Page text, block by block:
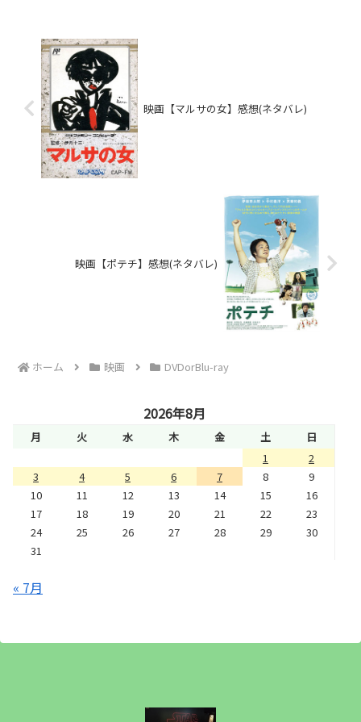
映画【マルサの女】感想(ネタバレ)
映画【ポテチ】感想(ネタバレ)
ホーム 映画 DVDorBlu-ray
2026年8月
月 火 水 木 金 土
日
1
2
3
4 5 6 7 8
9
10
11 12 13 14 15
16
17
18 19 20 21 22
23
24
25 26 27 28 29
30
31
« 7月